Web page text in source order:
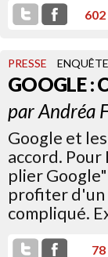
602
PRESSE ENQUÊTE
GOOGLE :
parAndréa
Google et
accord.
plier
profiter d'un
compliqué.
78